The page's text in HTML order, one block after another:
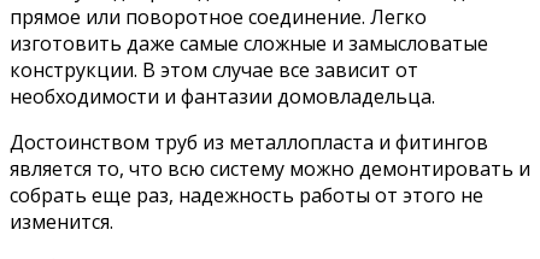
прямое или поворотное соединение. Легко
изготовить даже самые сложные и замысловатые
конструкции. В этом случае все зависит от
необходимости и фантазии домовладельца.
Достоинством труб из металлопласта и фитингов
является то, что всю систему можно демонтировать и
собрать еще раз, надежность работы от этого не
изменится.